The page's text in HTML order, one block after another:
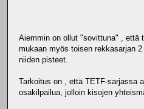
Aiemmin on ollut "sovittuna" , että
mukaan myös toisen rekkasarjan
niiden pisteet.
Tarkoitus on , että TETF-sarjassa
osakilpailua, jolloin kisojen